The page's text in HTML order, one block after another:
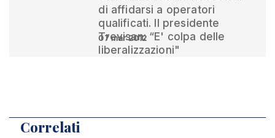
di affidarsi a operatori
qualificati. Il presidente
Trevisan: “E' colpa delle
liberalizzazioni"
07 mar 2012
Correlati